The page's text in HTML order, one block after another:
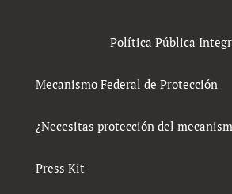
Política Pública
Mecanismo Federal de Protección
¿Necesitas protección del
Press Kit